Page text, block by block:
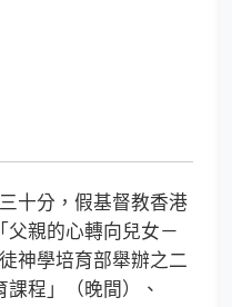
十分，假基督教香港
父親的心轉向兒女－
神學培育部舉辦之二
程」（晚間）、